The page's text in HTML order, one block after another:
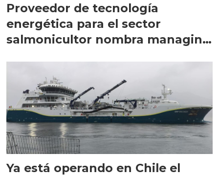
Proveedor de tecnología
energética para el sector
salmonicultor nombra managing
Ya está operando en Chile el